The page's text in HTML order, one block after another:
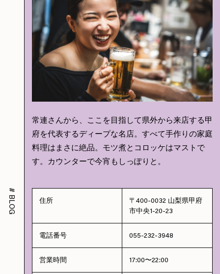
#
BLOG
常連さんから、ここを目指して県外から来店する甲
府を代表するディープな名店。すべて手作りの家庭
料理はまさに絶品。モツ煮とコロッケはマストで
す。カウンターで今宵もしっぽりと。
住所
〒400-0032 山梨県甲府
市中央1-20-23
電話番号 055-232-3948
営業時間 17:00〜22:00